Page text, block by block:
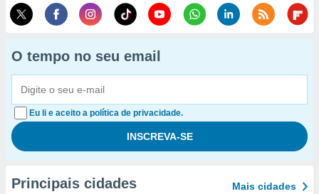
O tempo no seu email
Eu li e aceito a política de privacidade.
Principais cidades Mais cidades